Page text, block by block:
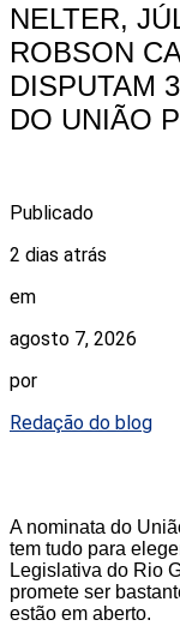
NELTER,
ROBSON
DISPUTAM
DO UNIÃO
Publicado
2 dias atrás
em
agosto 7, 2026
por
Redação do blog
A nominata do
tem tudo para
Legislativa do Rio
promete ser
estão em aberto.